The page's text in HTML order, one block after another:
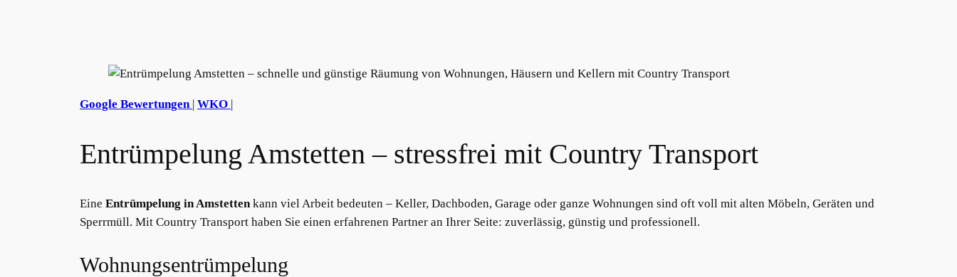
Google Bewertungen | WKO |
Entrümpelung Amstetten – stressfrei mit Country Transport
Eine Entrümpelung in Amstettenkann viel Arbeit bedeuten – Keller, Dachboden, Garage oder ganze Wohnungen sind oft voll mit alten Möbeln, Geräten und
Sperrmüll. Mit Country Transport haben Sie einen erfahrenen Partner an Ihrer Seite: zuverlässig, günstig und professionell.
Wohnungsentrümpelung